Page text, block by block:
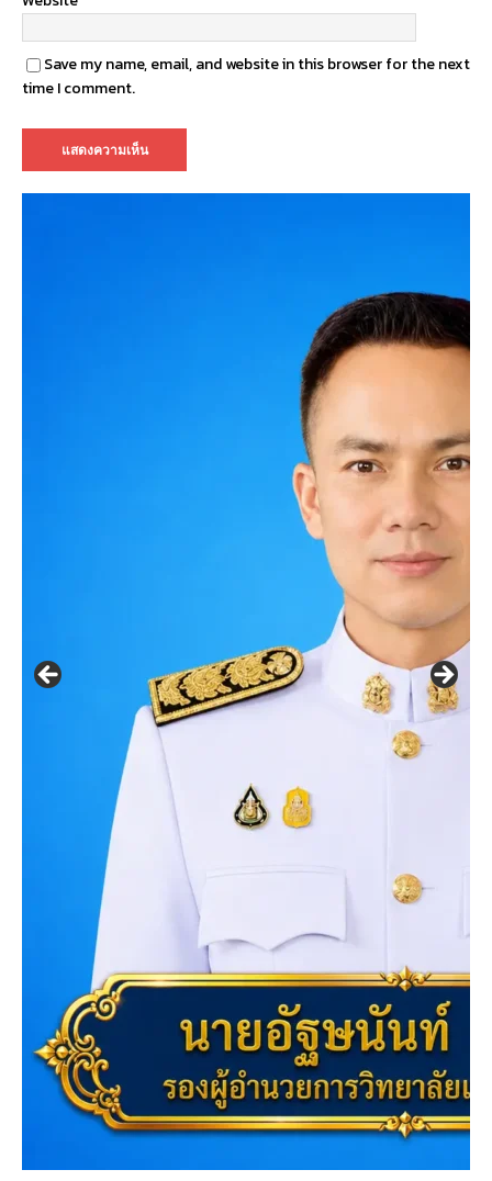
Save my name, email, and website in this browser for the next
time I comment.